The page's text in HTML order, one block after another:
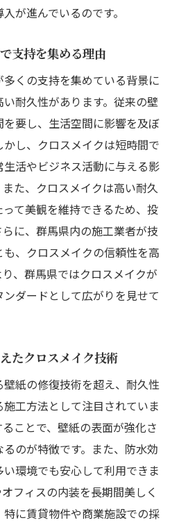
が進んでいるのです。
支持を集める理由
くの支持を集めている背景に
耐久性があります。従来の壁
要し、生活空間に影響を及ぼ
し、クロスメイクは短時間で
活やビジネス活動に与える影
た、クロスメイクは高い耐久
て美観を維持できるため、投
に、群馬県内の施工業者が技
、クロスメイクの信頼性を高
、群馬県ではクロスメイクが
ダードとして広がりを見せて
たクロスメイク技術
紙の修復技術を超え、耐久性
工方法として注目されていま
ことで、壁紙の表面が強化さ
のが特徴です。また、防水効
環境でも安心して利用できま
フィスの内装を長期間美しく
に賃貸物件や商業施設での採